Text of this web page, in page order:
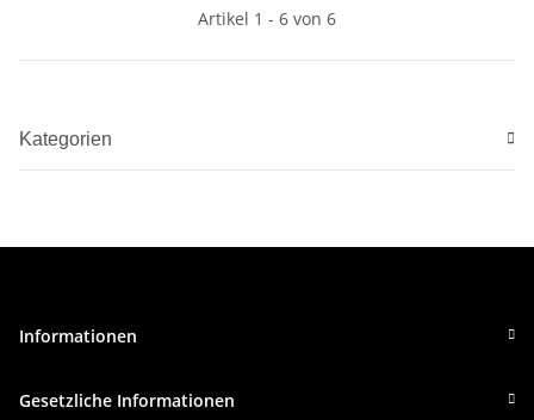
Artikel 1 - 6 von 6
Kategorien
Informationen
Gesetzliche Informationen